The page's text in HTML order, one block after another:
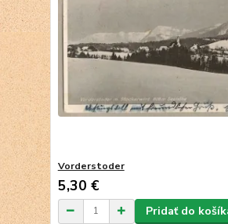
Vorderstoder
5,30 €
Pridať do